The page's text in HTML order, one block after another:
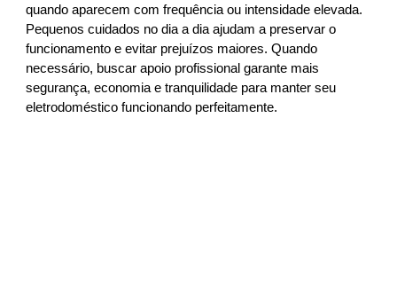
quando aparecem com frequência ou intensidade elevada.
Pequenos cuidados no dia a dia ajudam a preservar o
funcionamento e evitar prejuízos maiores. Quando
necessário, buscar apoio profissional garante mais
segurança, economia e tranquilidade para manter seu
eletrodoméstico funcionando perfeitamente.